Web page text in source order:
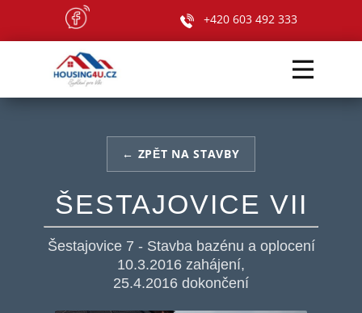
+420 603 492 333
← ZPĚT NA STAVBY
ŠESTAJOVICE VII
Šestajovice 7 - Stavba bazénu a oplocení
10.3.2016 zahájení,
25.4.2016 dokončení